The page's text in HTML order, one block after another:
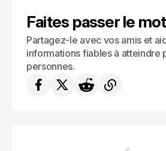
Faites passer le mot
Partagez-le avec vos amis et
informations fiables à atteindre
personnes.